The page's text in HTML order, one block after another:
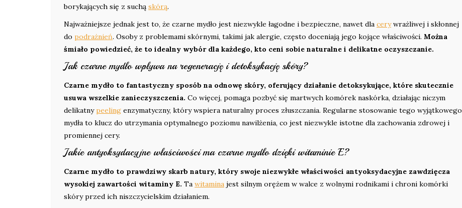
borykających się z suchą skórą.
Najważniejsze jednak jest to, że czarne mydło jest niezwykle łagodne i bezpieczne, nawet dla cerywrażliwej i skłonnej
do podrażnień. Osoby z problemami skórnymi, takimi jak alergie, często doceniają jego kojące właściwości. Można
śmiało powiedzieć, że to idealny wybór dla każdego, kto ceni sobie naturalne i delikatne oczyszczanie.
Jak czarne mydło wpływa na regenerację i detoksykację skóry?
Czarne mydło to fantastyczny sposób na odnowę skóry, oferujący działanie detoksykujące, które skutecznie
usuwa wszelkie zanieczyszczenia. Co więcej, pomaga pozbyć się martwych komórek naskórka, działając niczym
delikatnypeeling enzymatyczny, który wspiera naturalny proces złuszczania. Regularne stosowanie tego wyjątkowego
mydła to klucz do utrzymania optymalnego poziomu nawilżenia, co jest niezwykle istotne dla zachowania zdrowej i
promiennej cery.
Jakie antyoksydacyjne właściwości ma czarne mydło dzięki witaminie E?
Czarne mydło to prawdziwy skarb natury, który swoje niezwykłe właściwości antyoksydacyjne zawdzięcza
wysokiej zawartości witaminy E. Ta witamina jest silnym orężem w walce z wolnymi rodnikami i chroni komórki
skóry przed ich niszczycielskim działaniem.